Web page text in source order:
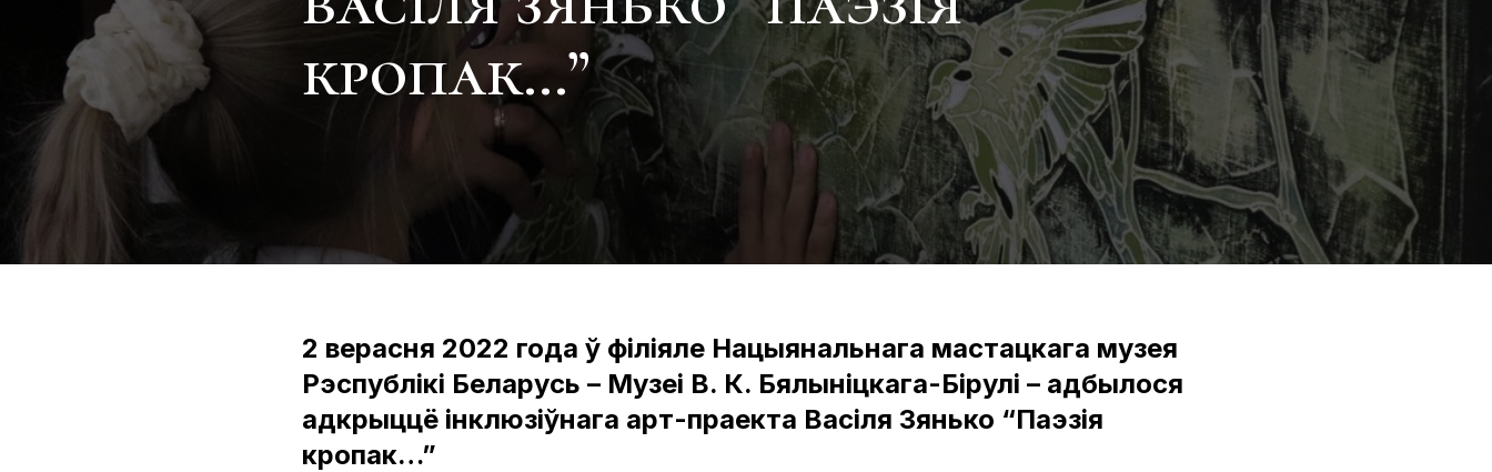
кропак…”
2 верасня 2022 года ў філіяле Нацыянальнага мастацкага музея
Рэспублікі Беларусь – Музеі В. К. Бялыніцкага-Бірулі – адбылося
адкрыццё інклюзіўнага арт-праекта Васіля Зянько “Паэзія
кропак…”